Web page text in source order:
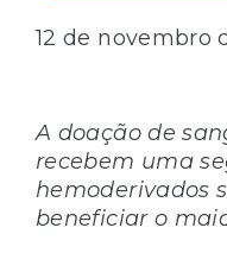
12 de novembro
A doação de
recebem uma
hemoderivados
beneficiar o